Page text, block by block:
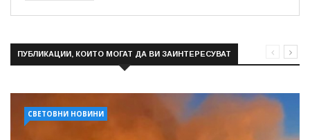
ПУБЛИКАЦИИ, КОИТО МОГАТ ДА ВИ ЗАИНТЕРЕСУВАТ
СВЕТОВНИ НОВИНИ